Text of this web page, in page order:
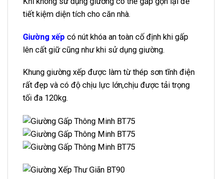
tiết kiệm diện tích cho căn nhà.
Giường xếp có nút khóa an toàn cố định khi gấp
lên cất giữ cũng như khi sử dụng giường.
Khung giường xếp được làm từ thép sơn tĩnh điện
rất đẹp và có độ chịu lực lớn,chịu được tải trọng
tối đa 120kg.